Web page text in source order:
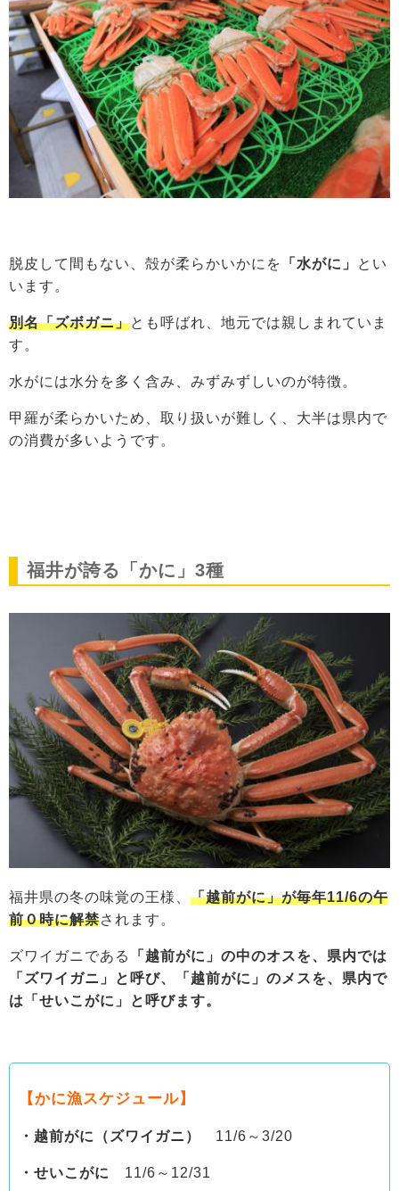
脱皮して間もない、殻が柔らかいかにを 「水がに」
とい
います。
別名「ズボガニ」とも呼ばれ、地元では親しまれていま
す。
水がには水分を多く含み、みずみずしいのが特徴。
甲羅が柔らかいため、取り扱いが難しく、大半は県内で
の消費が多いようです。
福井が誇る「かに」3種
福井県の冬の味覚の王様、 「越前がに」が毎年11/6の午
前０時に解禁されます。
ズワイガニである
「越前がに」の中のオスを、県内では
「ズワイガニ」と呼び、
「越前がに」のメスを、県内で
は「せいこがに」と呼びます。
【かに漁スケジュール】
・越前がに（ズワイガニ） 11/6～3/20
・せいこがに 11/6～12/31